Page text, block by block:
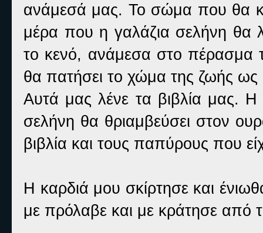
ανάμεσά μας. Το σώμα που θα
μέρα που η γαλάζια σελήνη θα
το κενό, ανάμεσα στο
θα πατήσει το χώμα της ζωής
Αυτά μας λένε τα βιβλία μας.
σελήνη θα θριαμβεύσει στον
βιβλία και τους παπύρους που
Η καρδιά μου σκίρτησε και
με πρόλαβε και με κράτησε